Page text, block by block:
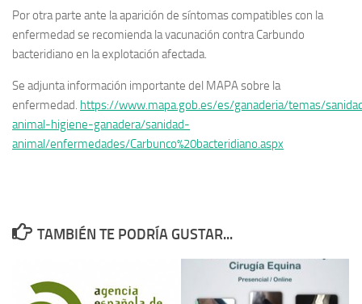
Por otra parte ante la aparición de síntomas compatibles con la
enfermedad se recomienda la vacunación contra Carbundo
bacteridiano en la explotación afectada.
Se adjunta información importante del MAPA sobre la
enfermedad. https://www.mapa.gob.es/es/ganaderia/temas/
animal-higiene-ganadera/sanidad-
animal/enfermedades/Carbunco%20bacteridiano.aspx
TAMBIÉN TE PODRÍA GUSTAR...